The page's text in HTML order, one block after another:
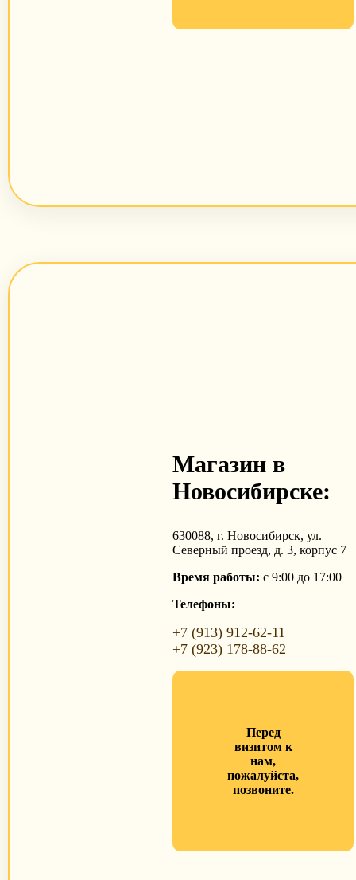
Магазин в
Новосибирске:
630088, г. Новосибирск, ул.
Северный проезд, д. 3, корпус 7
Время работы: с 9:00 до 17:00
Телефоны:
+7 (913) 912-62-11
+7 (923) 178-88-62
Перед
визитом к
нам,
пожалуйста,
позвоните.